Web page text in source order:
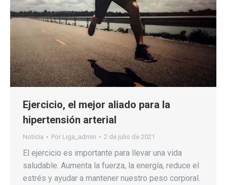
Ejercicio, el mejor aliado para la
hipertensión arterial
Noticia Por Liga_admin 2 de julio de 2021
El ejercicio es importante para llevar una vida
saludable. Aumenta la fuerza, la energía, reduce el
estrés y ayudar a mantener nuestro peso corporal.